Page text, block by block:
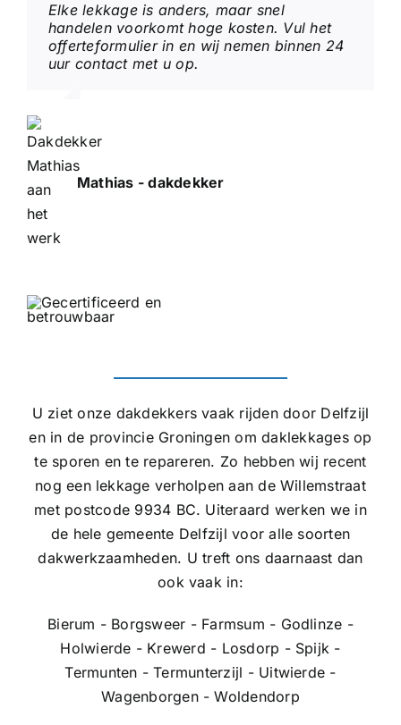
Elke lekkage is anders, maar snel
handelen voorkomt hoge kosten. Vul het
offerteformulier in en wij nemen binnen 24
uur contact met u op.
Mathias - dakdekker
U ziet onze dakdekkers vaak rijden door Delfzijl
en in de provincie Groningen om daklekkages op
te sporen en te repareren. Zo hebben wij recent
nog een lekkage verholpen aan de Willemstraat
met postcode 9934 BC. Uiteraard werken we in
de hele gemeente Delfzijl voor alle soorten
dakwerkzaamheden. U treft ons daarnaast dan
ook vaak in:
Bierum - Borgsweer - Farmsum - Godlinze -
Holwierde - Krewerd - Losdorp - Spijk -
Termunten - Termunterzijl - Uitwierde -
Wagenborgen - Woldendorp